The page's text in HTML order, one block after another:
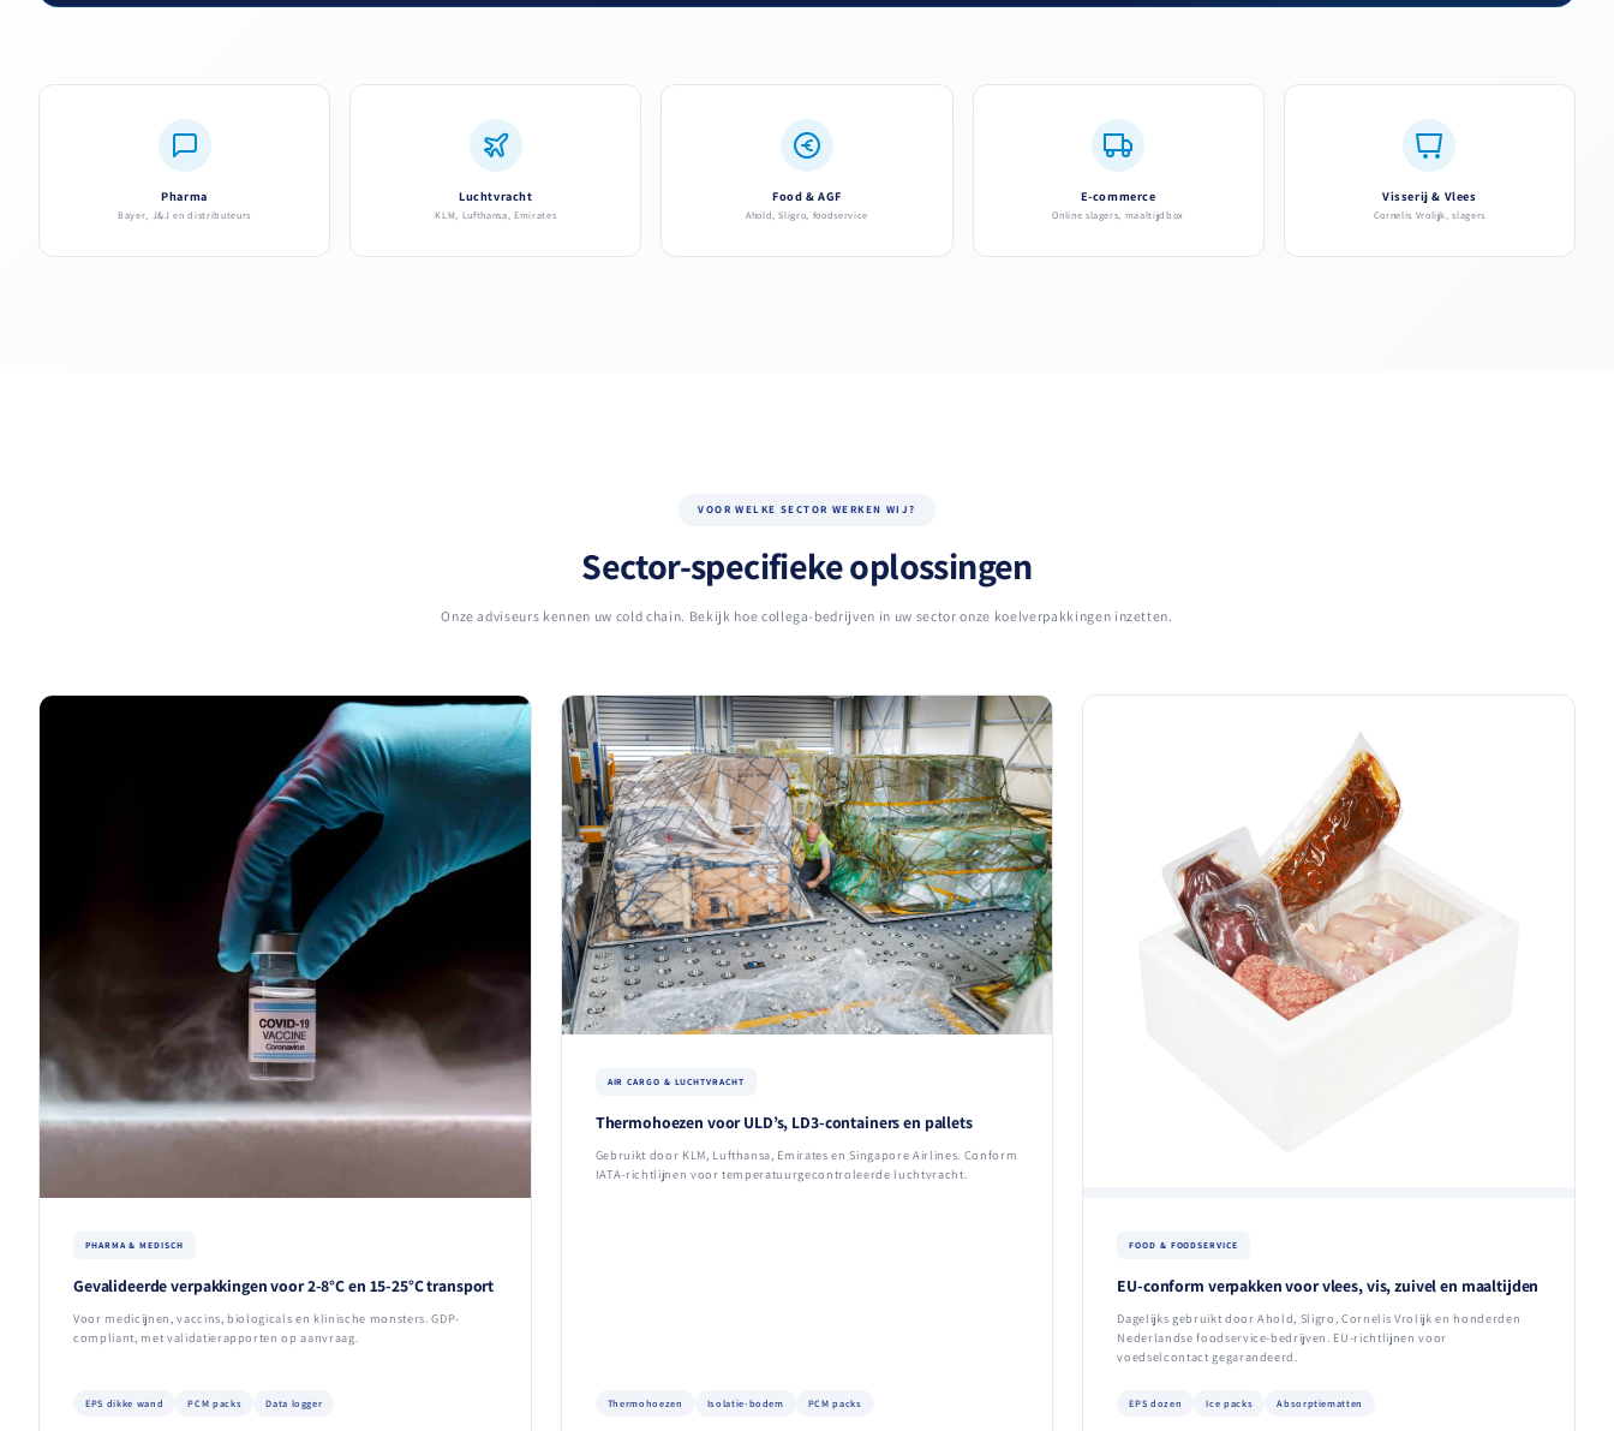
Pharma
Bayer, J&J en distributeurs
Luchtvracht
KLM, Lufthansa, Emirates
Food & AGF
Ahold, Sligro, foodservice
E-commerce
Online slagers, maaltijdbox
Visserij & Vlees
Cornelis Vrolijk, slagers
VOOR WELKE SECTOR WERKEN WIJ?
Sector-specifieke oplossingen
Onze adviseurs kennen uw cold chain. Bekijk hoe collega-bedrijven in uw sector onze koelverpakkingen inzetten.
PHARMA & MEDISCH
Gevalideerde verpakkingen voor 2-8°C en 15-25°C transport
Voor medicijnen, vaccins, biologicals en klinische monsters. GDP-
compliant, met validatierapporten op aanvraag.
EPS dikke wand PCM packs Data logger
AIR CARGO & LUCHTVRACHT
Thermohoezen voor ULD’s, LD3-containers en pallets
Gebruikt door KLM, Lufthansa, Emirates en Singapore Airlines. Conform
IATA-richtlijnen voor temperatuurgecontroleerde luchtvracht.
Thermohoezen Isolatie-bodem PCM packs
FOOD & FOODSERVICE
EU-conform verpakken voor vlees, vis, zuivel en maaltijden
Dagelijks gebruikt door Ahold, Sligro, Cornelis Vrolijk en honderden
Nederlandse foodservice-bedrijven. EU-richtlijnen voor
voedselcontact gegarandeerd.
EPS dozen Ice packs Absorptiematten